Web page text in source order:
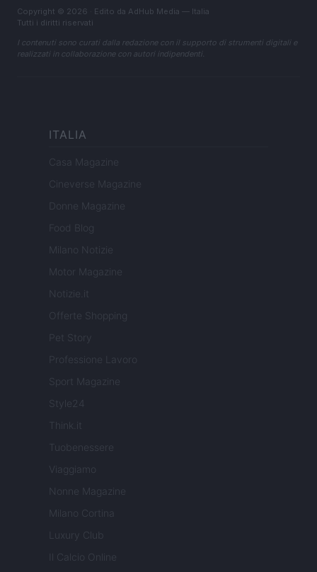
Copyright © 2026 · Edito da AdHub Media — Italia
Tutti i diritti riservati
I contenuti sono curati dalla redazione con il supporto di strumenti digitali e
realizzati in collaborazione con autori indipendenti.
ITALIA
Casa Magazine
Cineverse Magazine
Donne Magazine
Food Blog
Milano Notizie
Motor Magazine
Notizie.it
Offerte Shopping
Pet Story
Professione Lavoro
Sport Magazine
Style24
Think.it
Tuobenessere
Viaggiamo
Nonne Magazine
Milano Cortina
Luxury Club
Il Calcio Online